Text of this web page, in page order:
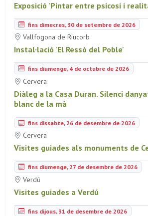
Exposició 'Pintar entre psicosi i
fins dimecres, 30 de setembre de 2026
Vallfogona de Riucorb
Instal·lació 'El Ressò del Poble'
fins diumenge, 4 de octubre de 2026
Cervera
Diàleg a la Casa Duran. Silenci
blanc de la mà
fins dissabte, 26 de desembre de 2026
Cervera
Visites guiades als monuments de
fins diumenge, 27 de desembre de 2026
Verdú
Visites guiades a Verdú
fins dijous, 31 de desembre de 2026